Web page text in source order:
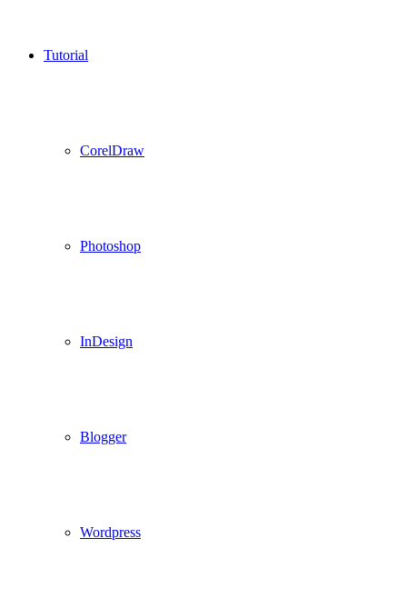
Tutorial
CorelDraw
Photoshop
InDesign
Blogger
Wordpress